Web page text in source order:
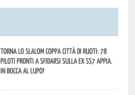
Torna lo Slalom Coppa Città di Ruoti: 78
piloti pronti a sfidarsi sulla ex SS7 Appia.
In bocca al lupo!